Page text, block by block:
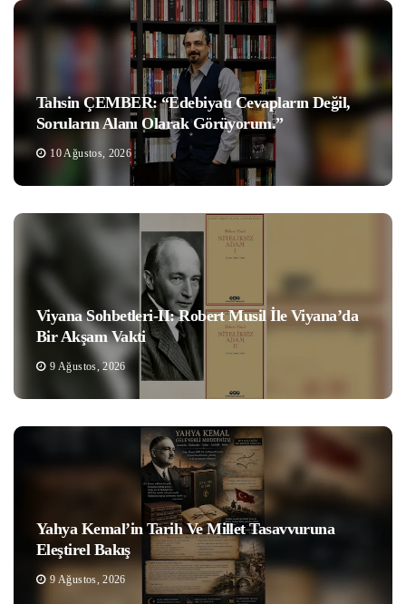
Tahsin ÇEMBER: “Edebiyatı Cevapların Değil,
Soruların Alanı Olarak Görüyorum.”
10 Ağustos, 2026
Viyana Sohbetleri-II: Robert Musil İle Viyana’da
Bir Akşam Vakti
9 Ağustos, 2026
Yahya Kemal’in Tarih Ve Millet Tasavvuruna
Eleştirel Bakış
9 Ağustos, 2026